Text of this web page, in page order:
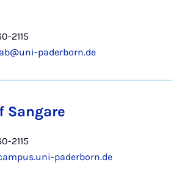
2115
paderborn.de
Sangare
2115
paderborn.de